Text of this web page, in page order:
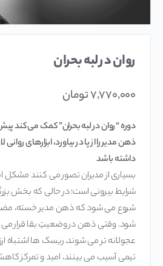
روان در لبه بحران
۷,۷۷۰,۰۰۰تومان
دوره “روان در لبه بحران” کمک می کند پیش
ذهن مدیر را از پا در بیاورد، ابزارهای
داشته باشد
بسیاری از مدیران تصور می کنند مشکل
شرایط بیرونی است؛ در حالی که بخش
شروع می شود که ذهن مدیر خسته،
شود. وقتی ذهن در وضعیتِ بقا قرار می
عجولانه تر می شوند، ریسک ها اشتباه
تیمی آسیب می بینند، امید و تمرکز